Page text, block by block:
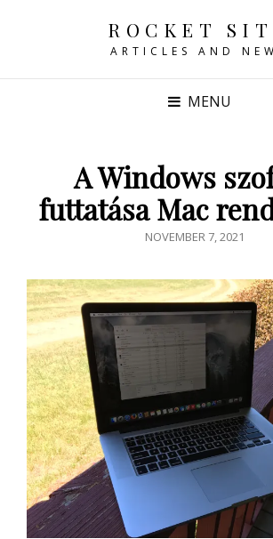
ROCKET
ARTICLES AND
MENU
A Windows
futtatása Mac
POSTED
NOVEMBER 7, 2021